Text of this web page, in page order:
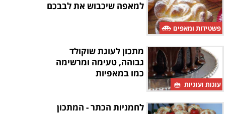
פשטידות ומאפים
למאפה שיכבוש את לבבכם
עוגות ועוגיות
מתכון לעוגת שוקולד
גבוהה, טעימה ומרשימה
כמו במאפיות
לחמניות הכתר - המתכון